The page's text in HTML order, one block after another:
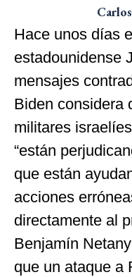
Hace unos días
estadounidense
mensajes
Biden considera
militares
“están
que están
acciones
directamente al
Benjamín
que un ataque a